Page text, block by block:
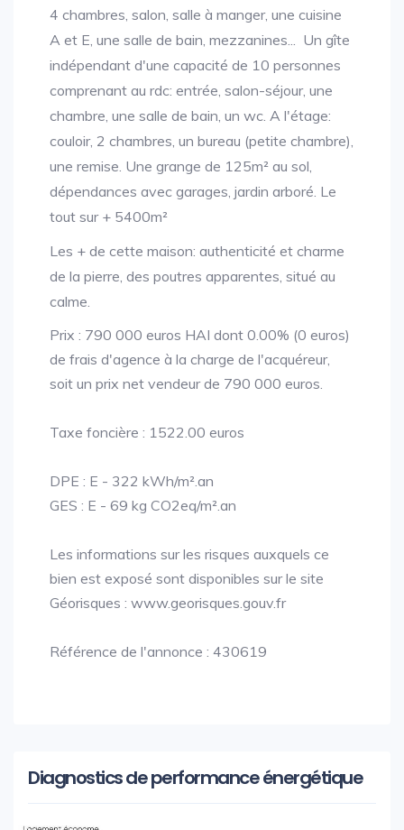
4 chambres, salon, salle à manger, une cuisine
A et E, une salle de bain, mezzanines... Un gîte
indépendant d'une capacité de 10 personnes
comprenant au rdc: entrée, salon-séjour, une
chambre, une salle de bain, un wc. A l'étage:
couloir, 2 chambres, un bureau (petite chambre),
une remise. Une grange de 125m² au sol,
dépendances avec garages, jardin arboré. Le
tout sur + 5400m²
Les + de cette maison: authenticité et charme
de la pierre, des poutres apparentes, situé au
calme.
Prix : 790 000 euros HAI dont 0.00% (0 euros)
de frais d'agence à la charge de l'acquéreur,
soit un prix net vendeur de 790 000 euros.
Taxe foncière : 1522.00 euros
DPE : E - 322 kWh/m².an
GES : E - 69 kg CO2eq/m².an
Les informations sur les risques auxquels ce
bien est exposé sont disponibles sur le site
Géorisques : www.georisques.gouv.fr
Référence de l'annonce : 430619
Diagnostics de performance énergétique